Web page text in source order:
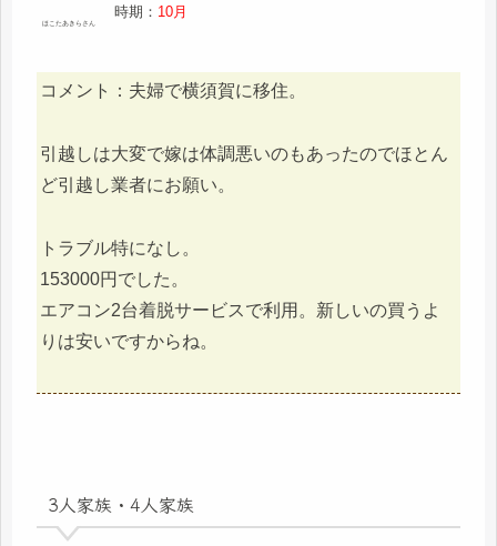
ほこたあきらさん
時期： 10月
コメント：夫婦で横須賀に移住。
引越しは大変で嫁は体調悪いのもあったのでほとん
ど引越し業者にお願い。
トラブル特になし。
153000円でした。
エアコン2台着脱サービスで利用。新しいの買うよ
りは安いですからね。
3人家族・4人家族